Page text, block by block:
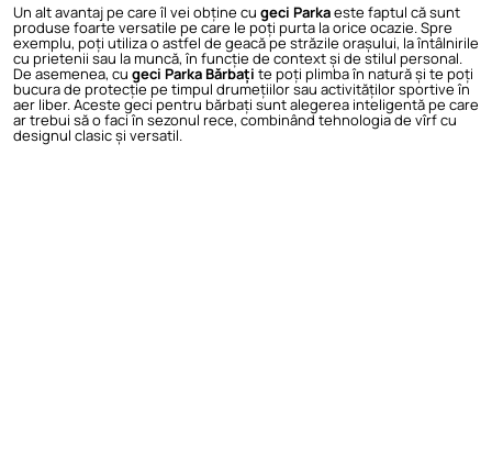
Un alt avantaj pe care îl vei obține cu geci Parkaeste faptul că sunt
produse foarte versatile pe care le poți purta la orice ocazie. Spre
exemplu, poți utiliza o astfel de geacă pe străzile orașului, la întâlnirile
cu prietenii sau la muncă, în funcție de context și de stilul personal.
De asemenea, cu geci Parka Bărbați te poți plimba în natură și te poți
bucura de protecție pe timpul drumețiilor sau activităților sportive în
aer liber. Aceste geci pentru bărbați sunt alegerea inteligentă pe care
ar trebui să o faci în sezonul rece, combinând tehnologia de vîrf cu
designul clasic și versatil.